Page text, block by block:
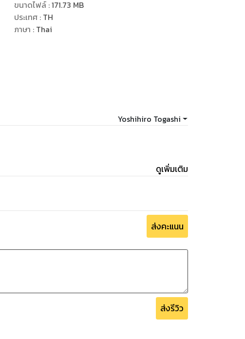
ขนาดไฟล์:171.73 MB
ประเทศ : TH
ภาษา : Thai
Yoshihiro Togashi
ดูเพิ่มเติม
ส่งคะแนน
ส่งรีวิว